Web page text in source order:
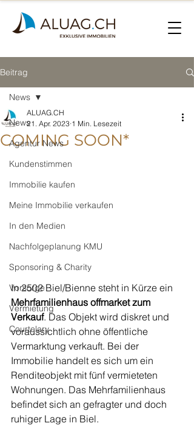
Beitrag
News
Agentur News
Kundenstimmen
Immobilie kaufen
Meine Immobilie verkaufen
In den Medien
Nachfolgeplanung KMU
Sponsoring & Charity
Vorsorge
Vermietung
Courtelary
News
COMING SOON*
ALUAG.CH
21. Apr. 2023 1 Min. Lesezeit
In 2502 Biel/Bienne steht in Kürze ein
Mehrfamilienhaus offmarket zum
Verkauf. Das Objekt wird diskret und
voraussichtlich ohne öffentliche
Vermarktung verkauft. Bei der
Immobilie handelt es sich um ein
Renditeobjekt mit fünf vermieteten
Wohnungen. Das Mehrfamilienhaus
befindet sich an gefragter und doch
ruhiger Lage in Biel.